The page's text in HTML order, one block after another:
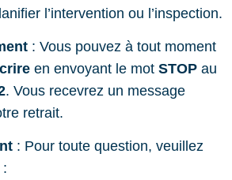
l’intervention ou l’inspection.
: Vous pouvez à tout moment
en envoyant le mot STOP au
. Vous recevrez un message
retrait.
: Pour toute question, veuillez